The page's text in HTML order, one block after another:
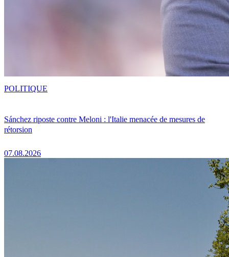
Sánchez riposte contre Meloni : l'Italie menacée de mesures de
rétorsion
07.08.2026
POLITIQUE